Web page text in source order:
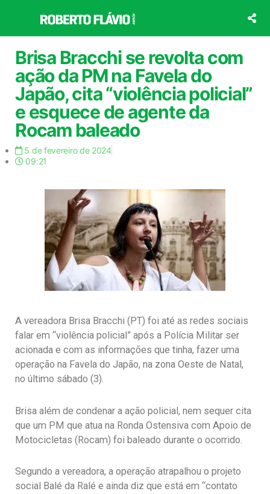
o
conteúdo
Brisa Bracchi se revolta com
ação da PM na Favela do
Japão, cita “violência policial”
e esquece de agente da
Rocam baleado
5 de fevereiro de 2024
09:21
A vereadora Brisa Bracchi (PT) foi até as redes sociais
falar em “violência policial” após a Polícia Militar ser
acionada e com as informações que tinha, fazer uma
operação na Favela do Japão, na zona Oeste de Natal,
no último sábado (3).
Brisa além de condenar a ação policial, nem sequer cita
que um PM que atua na Ronda Ostensiva com Apoio de
Motocicletas (Rocam) foi baleado durante o ocorrido.
Segundo a vereadora, a operação atrapalhou o projeto
social Balé da Ralé e ainda diz que está em “contato